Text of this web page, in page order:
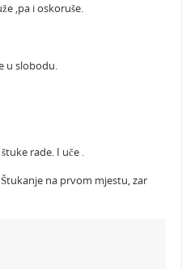
,pa i oskoruše.
u slobodu.
rade. I uče .
Štukanje na prvom mjestu, zar